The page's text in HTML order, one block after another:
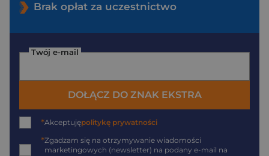
Brak opłat za uczestnictwo
Twój e-mail
DOŁĄCZ DO ZNAK EKSTRA
*Akceptujępolitykę prywatności
*Zgadzam się na otrzymywanie wiadomości
marketingowych (newsletter) na podany e-mail na